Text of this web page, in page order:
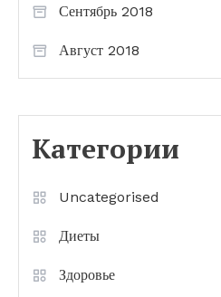
Сентябрь 2018
Август 2018
Категории
Uncategorised
Диеты
Здоровье